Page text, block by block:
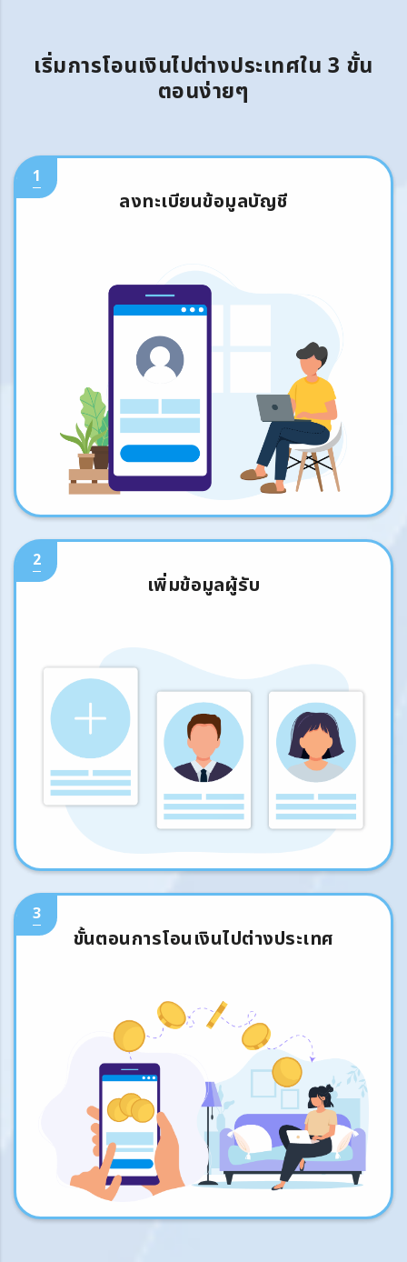
เริ่มการโอนเงินไปต่างประเทศใน 3 ขั้น
ตอนง่ายๆ
1
ลงทะเบียนข้อมูลบัญชี
2
เพิ่มข้อมูลผู้รับ
3
ขั้นตอนการโอนเงินไปต่างประเทศ